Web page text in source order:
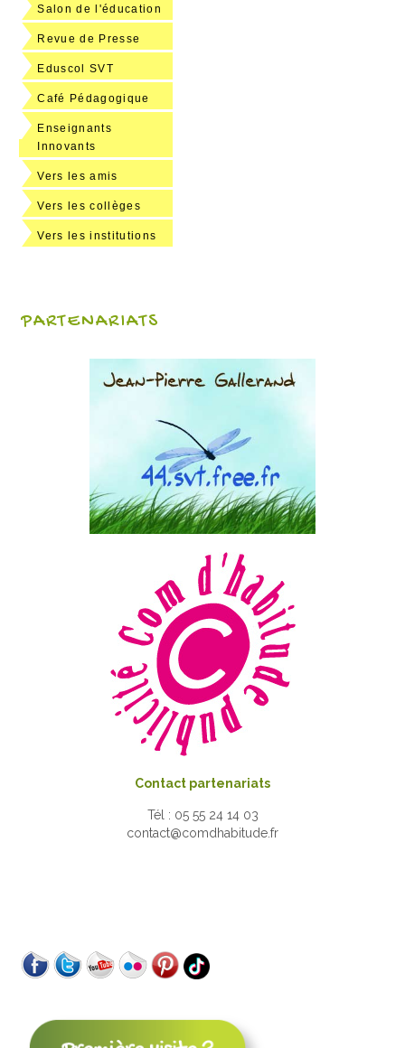
Salon de l'éducation
Revue de Presse
Eduscol SVT
Café Pédagogique
Enseignants
Innovants
Vers les amis
Vers les collèges
Vers les institutions
PARTENARIATS
Contact partenariats
Tél : 05 55 24 14 03
contact@comdhabitude.fr